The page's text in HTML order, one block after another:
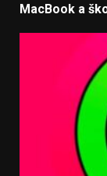
MacBook a